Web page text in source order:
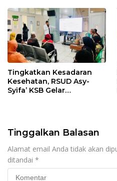
Tingkatkan Kesadaran
Kesehatan, RSUD Asy-
Syifa’ KSB Gelar
Tinggalkan Balasan
Alamat email Anda tidak akan
ditandai *